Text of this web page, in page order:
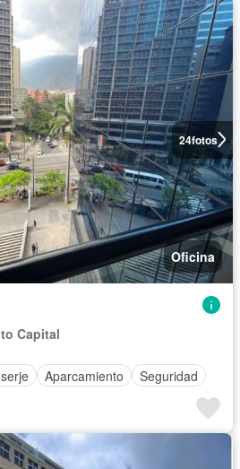
24fotos
Oficina
Capital
Aparcamiento Seguridad